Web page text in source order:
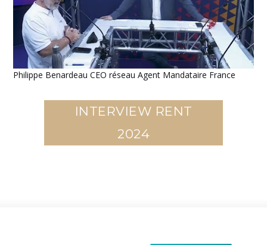
Philippe Benardeau CEO réseau Agent Mandataire France
INTERVIEW RENT
2024